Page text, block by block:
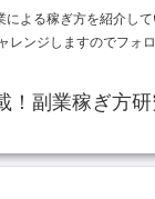
による稼ぎ方を紹介し
レンジしますのでフォ
！副業稼ぎ方